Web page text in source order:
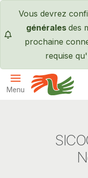
Vous devrez
générales des
prochaine
requise
Menu